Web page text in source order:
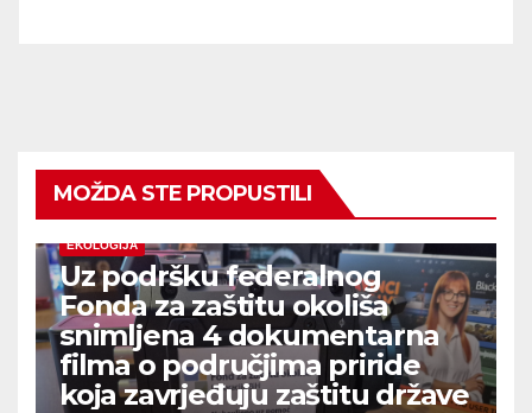
MOŽDA STE PROPUSTILI
EKOLOGIJA
Uz podršku federalnog
Fonda za zaštitu okoliša
snimljena 4 dokumentarna
filma o područjima priride
koja zavrjeđuju zaštitu države